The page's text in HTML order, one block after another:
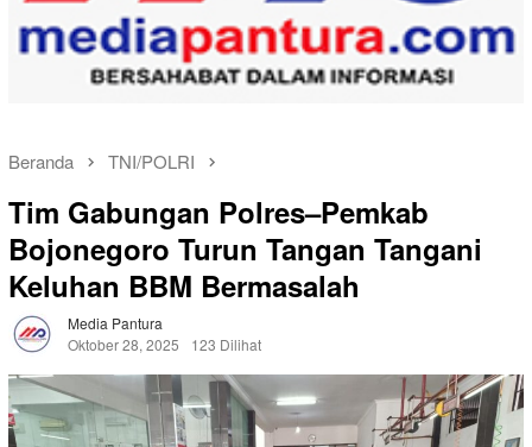
Beranda TNI/POLRI
Tim Gabungan Polres–Pemkab
Bojonegoro Turun Tangan Tangani
Keluhan BBM Bermasalah
Media Pantura
Oktober 28, 2025
123 Dilihat